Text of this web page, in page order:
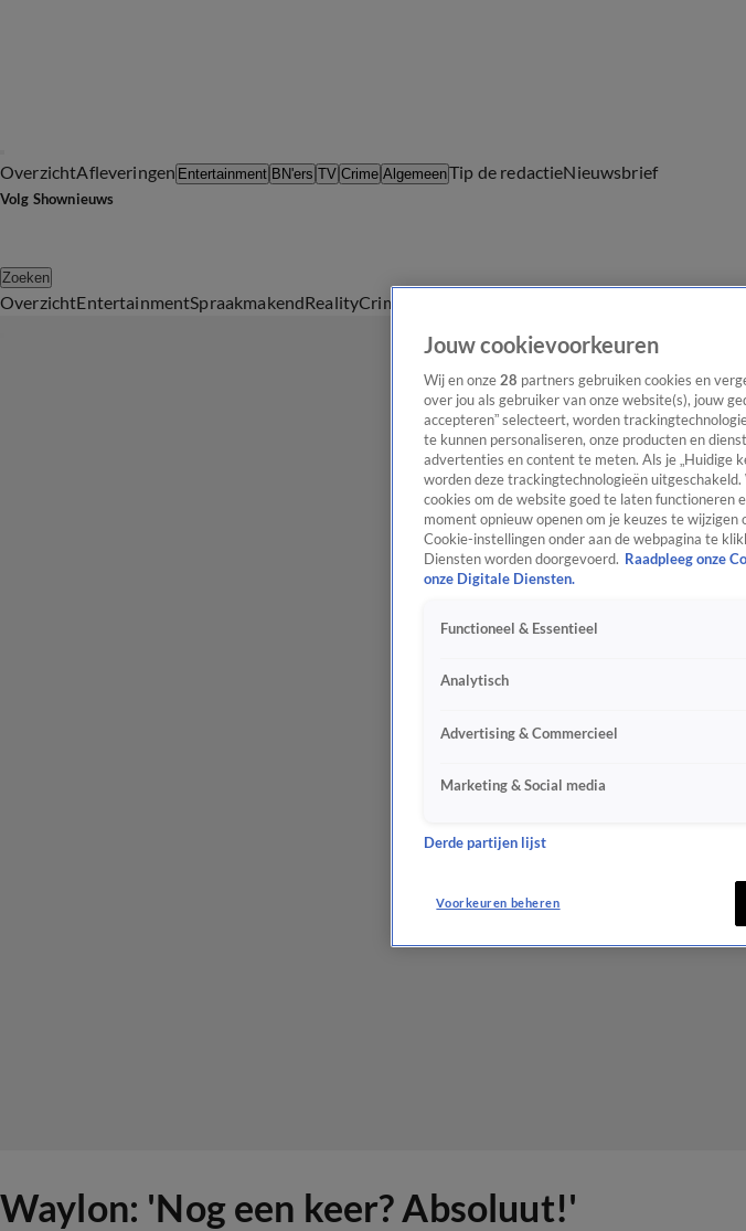
OverzichtAfleveringen Entertainment BN'ers TV Crime AlgemeenTip de redactieNieuwsbrief
Volg Shownieuws
Zoeken
OverzichtEntertainmentSpraakmakendRealityCrime
Waylon: 'Nog een keer? Absoluut!'
Jouw cookievoorkeuren
Wij en onze 28 partners gebruiken cookies en
over jou als gebruiker van onze website(s), jouw
accepteren” selecteert, worden
te kunnen personaliseren, onze producten en
advertenties en content te meten. Als je „Huidige
worden deze trackingtechnologieën
cookies om de website goed te laten functioneren
moment opnieuw openen om je keuzes te
Cookie-instellingen onder aan de webpagina te
Diensten worden doorgevoerd. Raadpleeg onze
onze Digitale Diensten.
Functioneel & Essentieel
Analytisch
Advertising & Commercieel
Marketing & Social media
Derde partijen lijst
Voorkeuren beheren